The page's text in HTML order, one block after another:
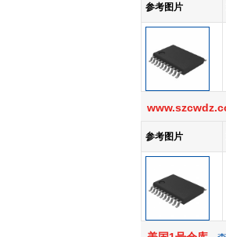
参考图片
参考图片